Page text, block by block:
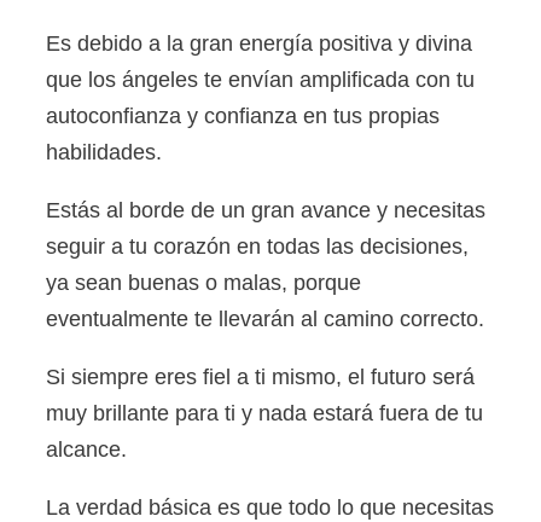
Es debido a la gran energía positiva y divina
que los ángeles te envían amplificada con tu
autoconfianza y confianza en tus propias
habilidades.
Estás al borde de un gran avance y necesitas
seguir a tu corazón en todas las decisiones,
ya sean buenas o malas, porque
eventualmente te llevarán al camino correcto.
Si siempre eres fiel a ti mismo, el futuro será
muy brillante para ti y nada estará fuera de tu
alcance.
La verdad básica es que todo lo que necesitas